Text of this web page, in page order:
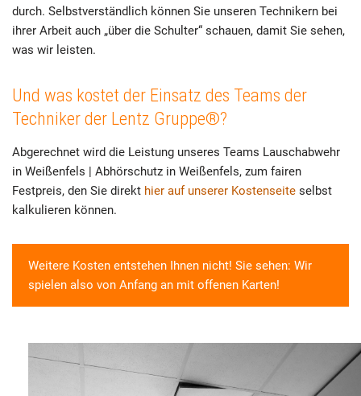
durch. Selbstverständlich können Sie unseren Technikern bei
ihrer Arbeit auch „über die Schulter“ schauen, damit Sie sehen,
was wir leisten.
Und was kostet der Einsatz des Teams der
Techniker der Lentz Gruppe®?
Abgerechnet wird die Leistung unseres Teams Lauschabwehr
in Weißenfels | Abhörschutz in Weißenfels, zum fairen
Festpreis, den Sie direkt hier auf unserer Kostenseite selbst
kalkulieren können.
Weitere Kosten entstehen Ihnen nicht! Sie sehen: Wir
spielen also von Anfang an mit offenen Karten!